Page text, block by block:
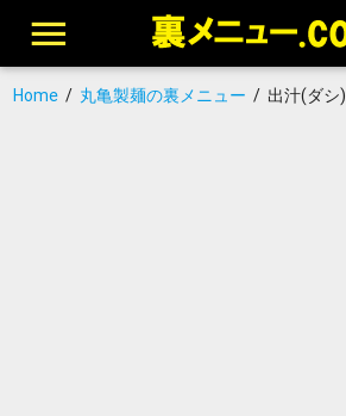
Home/ 丸亀製麺の裏メニュー / 出汁(ダシ)